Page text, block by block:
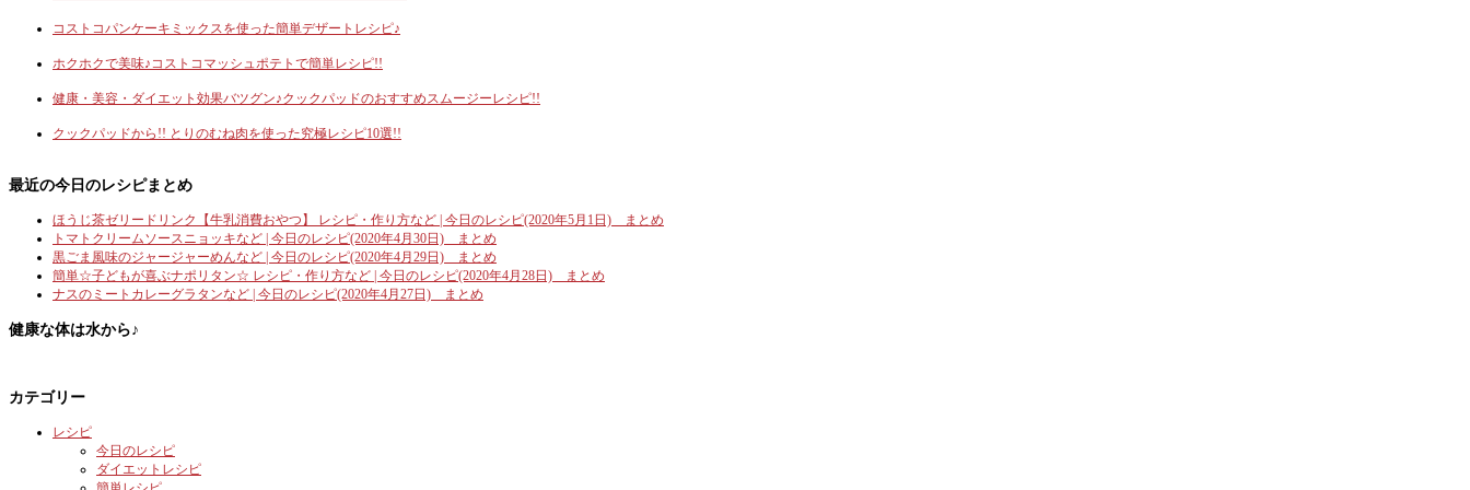
コストコパンケーキミックスを使った簡単デザートレシピ♪
ホクホクで美味♪コストコマッシュポテトで簡単レシピ!!
健康・美容・ダイエット効果バツグン♪クックパッドのおすすめスムージーレシピ!!
クックパッドから!! とりのむね肉を使った究極レシピ10選!!
最近の今日のレシピまとめ
ほうじ茶ゼリードリンク【牛乳消費おやつ】 レシピ・作り方など | 今日のレシピ(2020年5月1日) まとめ
トマトクリームソースニョッキなど | 今日のレシピ(2020年4月30日) まとめ
黒ごま風味のジャージャーめんなど | 今日のレシピ(2020年4月29日) まとめ
簡単☆子どもが喜ぶナポリタン☆ レシピ・作り方など | 今日のレシピ(2020年4月28日) まとめ
ナスのミートカレーグラタンなど | 今日のレシピ(2020年4月27日) まとめ
健康な体は水から♪
カテゴリー
レシピ
今日のレシピ
ダイエットレシピ